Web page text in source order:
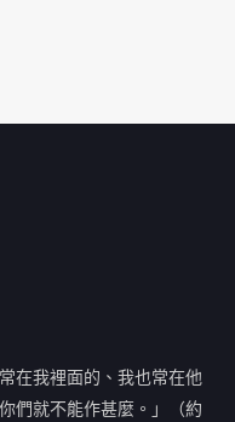
在我裡面的、我也常在他
們就不能作甚麼。」（約